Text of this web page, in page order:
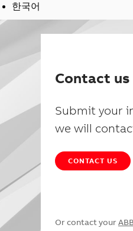
한국어
Contact us
Submit your
we will
CONTACT US
Or contact your